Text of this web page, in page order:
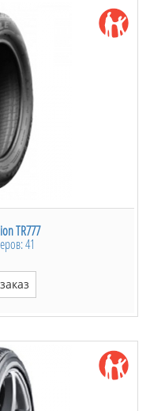
Выпускается
огромной
по всему миру. В
уровнем шума,
имеет
симметричным.
служит для
на высоких
состоят из
косых блоков,
покрытии.
уровень
имеются
TR967
показателю
обеспеченный
увеличивает
TR777
41